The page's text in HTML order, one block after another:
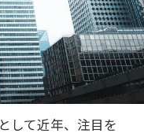
して近年、注目を